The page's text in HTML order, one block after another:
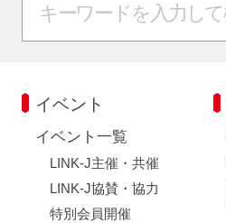
イベント
イベント一覧
LINK-J主催・共催
LINK-J協賛・協力
特別会員開催